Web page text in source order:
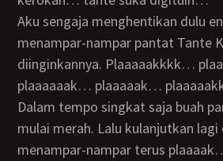
Aku sengaja menghentikan dulu entotanku, untuk
menampar-nampar pantat Tante
diinginkannya. Plaaaaakkkk…
plaaaaaak… plaaaaak…
Dalam tempo singkat saja buah pantat Tante Ken
mulai merah. Lalu kulanjutkan
menampar-nampar terus